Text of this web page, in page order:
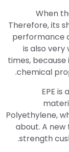
When
Therefore, its
performance
is also
times,
chemical
EPE
Polyethylene,
about. A
strength